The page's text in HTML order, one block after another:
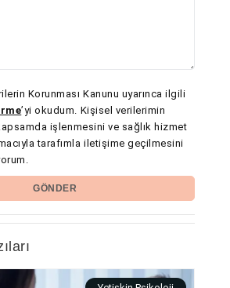
Korunması Kanunu uyarınca ilgili
’yi okudum. Kişisel verilerimin
işlenmesini ve sağlık hizmet
tarafımla iletişime geçilmesini
GÖNDER